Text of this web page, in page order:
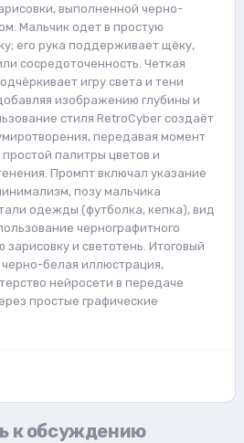
выполненной черно-
Мальчик одет в простую
его рука поддерживает щёку,
сосредоточенность. Четкая
игру света и тени
изображению глубины и
стиля RetroCyber создаёт
передавая момент
палитры цветов и
Промпт включал указание
позу мальчика
одежды (футболка, кепка), вид
чернографитного
и светотень. Итоговый
черно-белая иллюстрация,
нейросети в передаче
простые графические
к обсуждению